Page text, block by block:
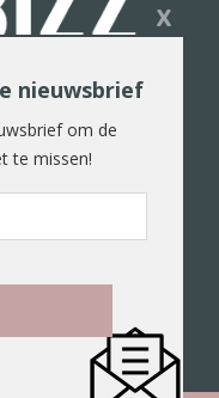
en beeld
X
nieuwsbrief
om de
te missen!